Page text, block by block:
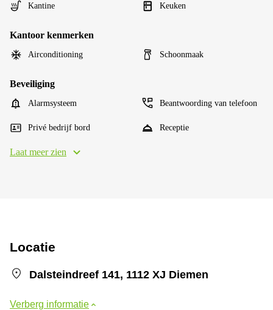
Kantine Keuken
Kantoor kenmerken
Airconditioning Schoonmaak
Beveiliging
Alarmsysteem Beantwoording van telefoon
Privé bedrijf bord Receptie
Laat meer zien
Locatie
Dalsteindreef 141, 1112 XJ Diemen
Verberg informatie